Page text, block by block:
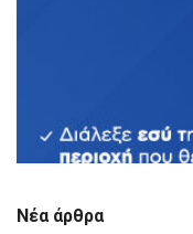
Νέα άρθρα